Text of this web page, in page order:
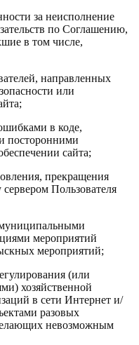
за неисполнение
по Соглашению,
в том числе,
направленных
или
в коде,
посторонними
сайта;
прекращения
Пользователя
мероприятий
мероприятий;
(или
хозяйственной
в сети Интернет и/
разовых
невозможным